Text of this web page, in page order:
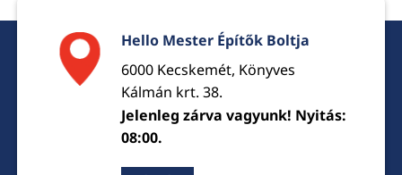
Hello Mester Építők Boltja
6000 Kecskemét, Könyves
Kálmán krt. 38.
Jelenleg zárva vagyunk! Nyitás:
08:00.